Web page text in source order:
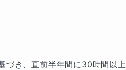
に習うか」に迷われているなら
ものを伝えることの質にこだわ
徒さんにも力を吸収させていく
に裏打ちされた指導で大学受験
できます。
づき、直前半年間に30時間以